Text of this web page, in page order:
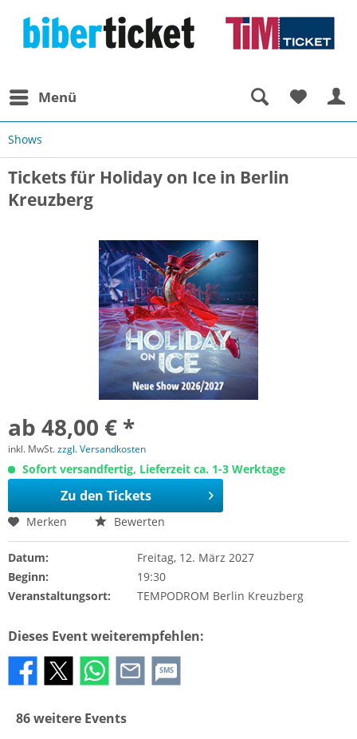
Menü
Shows
Tickets für Holiday on Ice in Berlin
Kreuzberg
ab 48,00 € *
inkl. MwSt.zzgl. Versandkosten
Sofort versandfertig, Lieferzeit ca. 1-3 Werktage
Zu den Tickets
Merken Bewerten
Datum:
Freitag, 12. März 2027
Beginn:
19:30
Veranstaltungsort:
TEMPODROM Berlin Kreuzberg
Dieses Event weiterempfehlen:
SMS
86 weitere Events